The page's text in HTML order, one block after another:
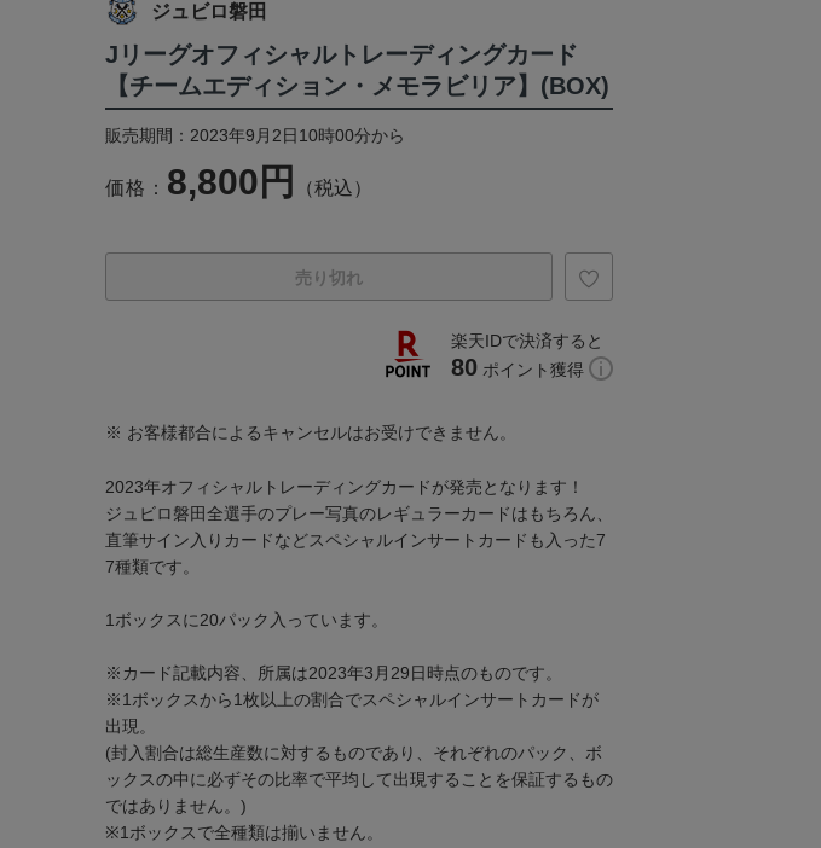
ジュビロ磐田
Jリーグオフィシャルトレーディングカード
【チームエディション・メモラビリア】(BOX)
販売期間：2023年9月2日10時00分から
価格： 8,800円 （税込）
売り切れ
楽天IDで決済すると
80 ポイント獲得
※ お客様都合によるキャンセルはお受けできません。
2023年オフィシャルトレーディングカードが発売となります！
ジュビロ磐田全選手のプレー写真のレギュラーカードはもちろん、
直筆サイン入りカードなどスペシャルインサートカードも入った7
7種類です。
1ボックスに20パック入っています。
※カード記載内容、所属は2023年3月29日時点のものです。
※1ボックスから1枚以上の割合でスペシャルインサートカードが
出現。
(封入割合は総生産数に対するものであり、それぞれのパック、ボ
ックスの中に必ずその比率で平均して出現することを保証するもの
ではありません。)
※1ボックスで全種類は揃いません。